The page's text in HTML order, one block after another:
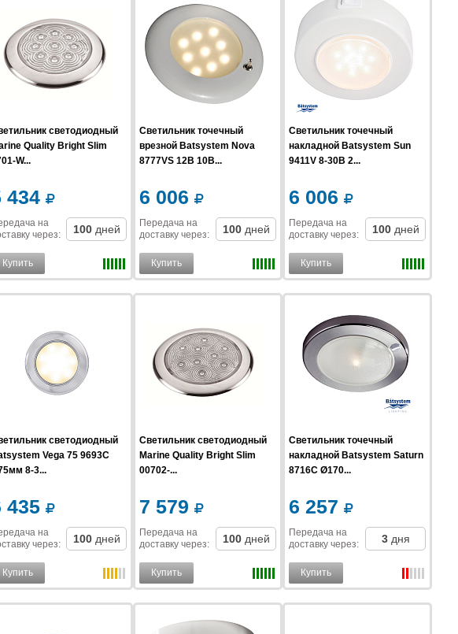
светодиодный
Quality Bright Slim
W...
434
на
через: 100 дней
Купить
Светильник точечный
врезной Batsystem Nova
8777VS 12В 10В...
6 006
Передача на
доставку через: 100 дней
Купить
Светильник точечный
накладной Batsystem Sun
9411V 8-30В 2...
6 006
Передача на
доставку через: 100 дней
Купить
светодиодный
Vega 75 9693С
8-3...
435
на
через: 100 дней
Купить
Светильник светодиодный
Marine Quality Bright Slim
00702-...
7 579
Передача на
доставку через: 100 дней
Купить
Светильник точечный
накладной Batsystem Saturn
8716C Ø170...
6 257
Передача на
доставку через: 3 дня
Купить